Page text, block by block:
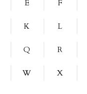
E F
K L
Q R
W X